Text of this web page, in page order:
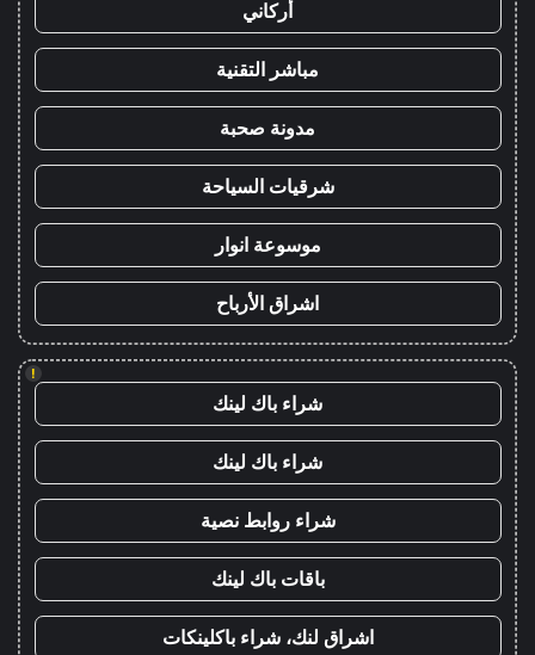
أركاني
مباشر التقنية
مدونة صحبة
شرقيات السياحة
موسوعة انوار
اشراق الأرباح
!
شراء باك لينك
شراء باك لينك
شراء روابط نصية
باقات باك لينك
اشراق لنك، شراء باكلينكات